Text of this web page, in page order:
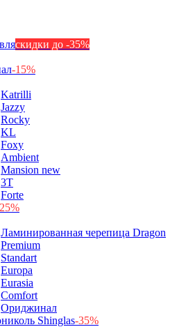
скидки до -35%
-15%
Katrilli
Jazzy
Rocky
KL
Foxy
Ambient
Mansion new
3Т
Forte
Ламинированная черепица Dragon
Premium
Standart
Europa
Eurasia
Comfort
Ориджинал
Shinglas-35%